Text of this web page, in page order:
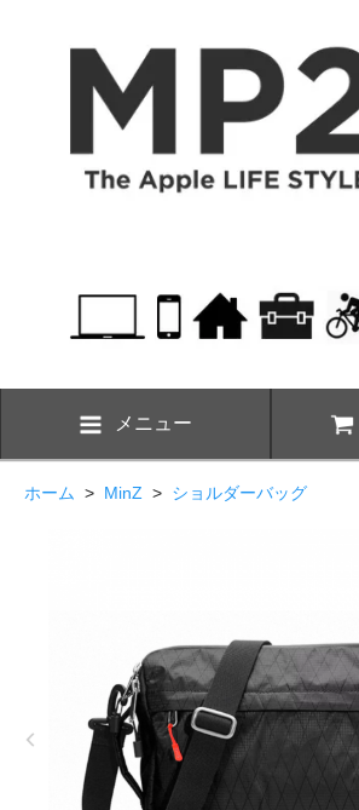
メニュー
ホーム > MinZ > ショルダーバッグ